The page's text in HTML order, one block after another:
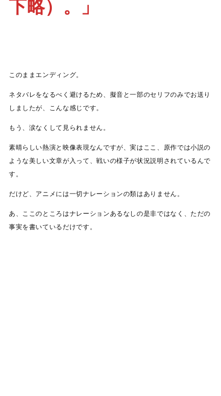
下略）。」
このままエンディング。
ネタバレをなるべく避けるため、擬音と一部のセリフのみでお送り
しましたが、こんな感じです。
もう、涙なくして見られません。
素晴らしい熱演と映像表現なんですが、実はここ、原作では小説の
ような美しい文章が入って、戦いの様子が状況説明されているんで
す。
だけど、アニメには一切ナレーションの類はありません。
あ、ここのところはナレーションあるなしの是非ではなく、ただの
事実を書いているだけです。